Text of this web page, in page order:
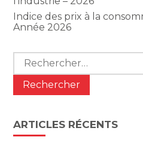
Indice des prix à la
Année 2026
Rechercher :
ARTICLES RÉCENTS